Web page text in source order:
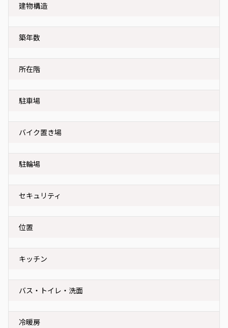
建物構造
築年数
所在階
駐車場
バイク置き場
駐輪場
セキュリティ
位置
キッチン
バス・トイレ・洗面
冷暖房